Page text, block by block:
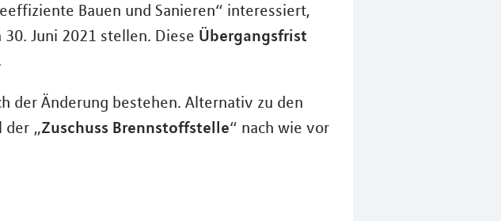
Bauen und Sanieren“ interessiert,
Juni 2021 stellen. Diese Übergangsfrist
der Änderung bestehen. Alternativ zu den
der „Zuschuss Brennstoffstelle“ nach wie vor